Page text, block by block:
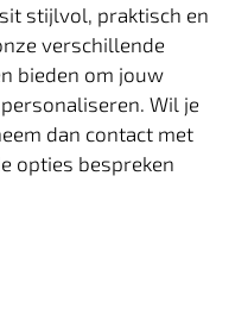
stijlvol, praktisch en
verschillende
bieden om jouw
Wil je
dan contact met
opties bespreken